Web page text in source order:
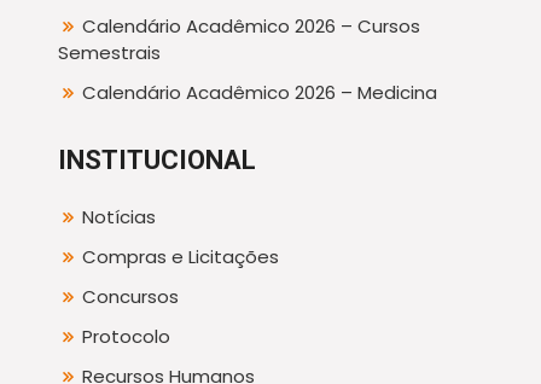
Calendário Acadêmico 2026 – Cursos
Semestrais
Calendário Acadêmico 2026 – Medicina
INSTITUCIONAL
Notícias
Compras e Licitações
Concursos
Protocolo
Recursos Humanos